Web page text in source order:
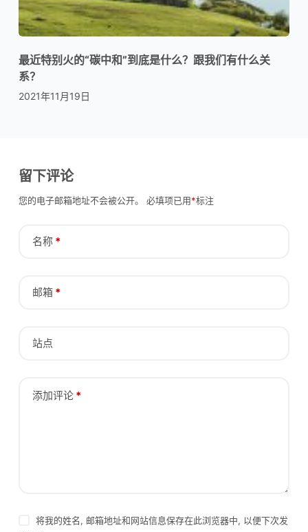
最近特别火的“碳中和”到底是什么？跟我们有什么关
系？
2021年11月19日
留下评论
您的电子邮箱地址不会被公开。 必填项已用*标注
名称*
邮箱*
站点
添加评论*
将我的姓名, 邮箱地址和网站信息保存在此浏览器中, 以便下次发